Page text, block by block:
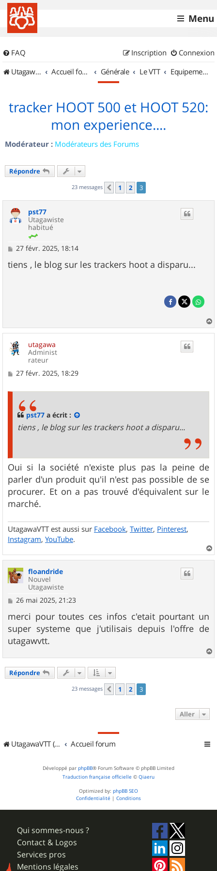
Menu
FAQ Connexion
Inscription
UtagawaVTT (Randos VTT et VTTAE avec traces GPS)
Accueil forum Générale Le VTT Equipements et Accessoires
tracker HOOT 500 et HOOT 520:
mon experience....
Modérateur : Modérateurs des Forums
Répondre
23 messages Précédent
1 2 3
pst77
Utagawiste
habitué
M
s
s
27 févr. 2025, 18:14
tiens , le blog sur les trackers hoot a disparu...
a
utagawa
Administ
rateur
M
27 févr. 2025, 18:29
pst77 a écrit :
tiens , le blog sur les trackers hoot a disparu...
Oui si la société n'existe plus pas la peine de
parler d'un produit qu'il n'est pas possible de se
procurer. Et on a pas trouvé d'équivalent sur le
marché.
UtagawaVTT est aussi sur Facebook, Twitter, Pinterest,
Instagram, YouTube.
a
floandride
Nouvel
Utagawiste
M
s
s
a
g
e
26 mai 2025, 21:23
merci pour toutes ces infos c'etait pourtant un
super systeme que j'utilisais depuis l'offre de
utagawvtt.
a
Répondre
23 messages Précédent
1 2 3
Aller
UtagawaVTT (Randos VTT et VTTAE avec traces GPS) Accueil forum
Développé par phpBB® Forum Software © phpBB Limited
Traduction française officielle © Qiaeru
Optimized by: phpBB SEO
Confidentialité | Conditions
Qui sommes-nous ?
Contact & Logos
Services pros
Mentions légales